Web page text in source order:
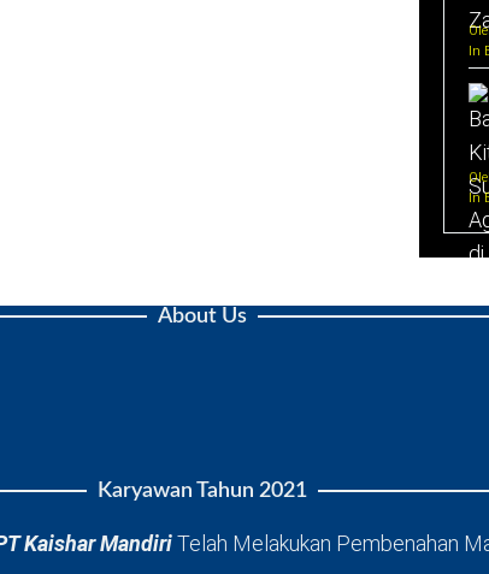
In
In
About Us
Karyawan Tahun 2021
Kaishar MandiriTelah Melakukan Pembenahan